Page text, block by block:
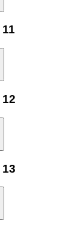
11
12
13